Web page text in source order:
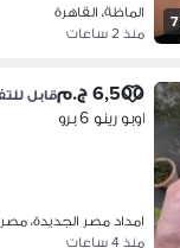
7
الماظة، القاهرة
منذ 2 ساعات
6,500 ج.م قابل
اوبو رينو 6 برو
امداد مصر الجديدة،
منذ 4 ساعات